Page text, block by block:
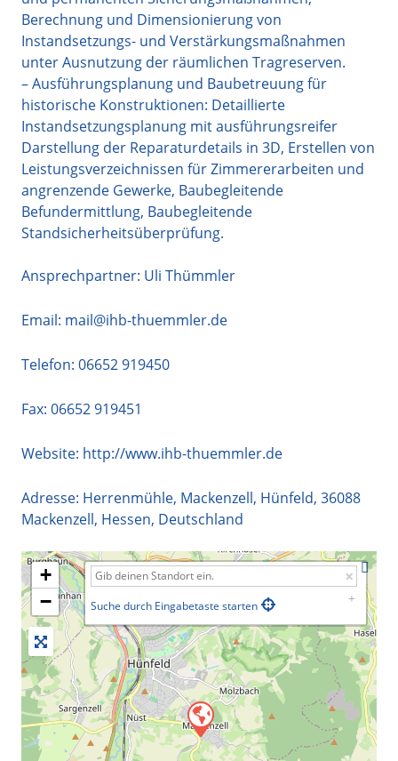
Berechnung und Dimensionierung von
Instandsetzungs- und Verstärkungsmaßnahmen
unter Ausnutzung der räumlichen Tragreserven.
– Ausführungsplanung und Baubetreuung für
historische Konstruktionen: Detaillierte
Instandsetzungsplanung mit ausführungsreifer
Darstellung der Reparaturdetails in 3D, Erstellen von
Leistungsverzeichnissen für Zimmererarbeiten und
angrenzende Gewerke, Baubegleitende
Befundermittlung, Baubegleitende
Standsicherheitsüberprüfung.
Ansprechpartner: Uli Thümmler
Email: mail@ihb-thuemmler.de
Telefon: 06652 919450
Fax: 06652 919451
Website: http://www.ihb-thuemmler.de
Adresse: Herrenmühle, Mackenzell, Hünfeld, 36088
Mackenzell, Hessen, Deutschland
+
−
Suche durch Eingabetaste starten